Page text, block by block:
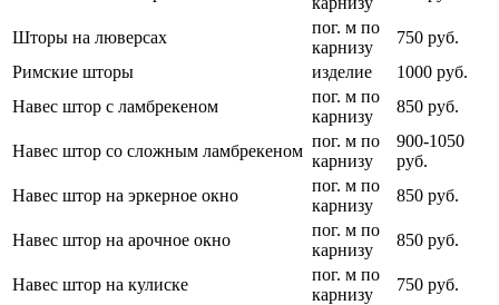
Шторы на люверсах
пог. м по
карнизу
750 руб.
Римские шторы
изделие
1000 руб.
Навес штор с ламбрекеном
пог. м по
карнизу
850 руб.
Навес штор со сложным ламбрекеном
пог. м по
карнизу
900-1050
руб.
Навес штор на эркерное окно
пог. м по
карнизу
850 руб.
Навес штор на арочное окно
пог. м по
карнизу
850 руб.
Навес штор на кулиске
пог. м по
карнизу
750 руб.